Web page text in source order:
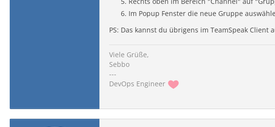
Im Popup Fenster die neue Gruppe
PS: Das kannst du übrigens im TeamSpeak
Viele Grüße,
Sebbo
---
DevOps Engineer